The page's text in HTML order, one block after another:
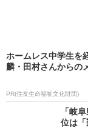
ホームレス中学生を
麟・田村さんからの
PR(住友生命福祉文化財団)
「岐
位は